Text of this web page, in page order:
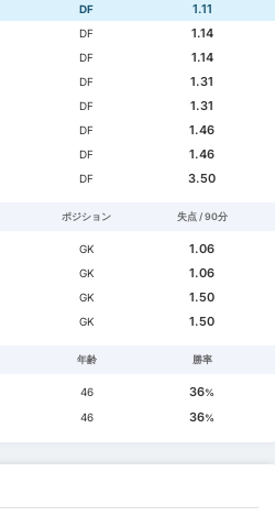
DF
1.11
DF
1.14
DF
1.14
DF
1.31
DF
1.31
DF
1.46
DF
1.46
DF 3.50
ポジション 失点 / 90分
GK
1.06
GK
1.06
GK
1.50
GK 1.50
年齢 勝率
46 36%
46 36%